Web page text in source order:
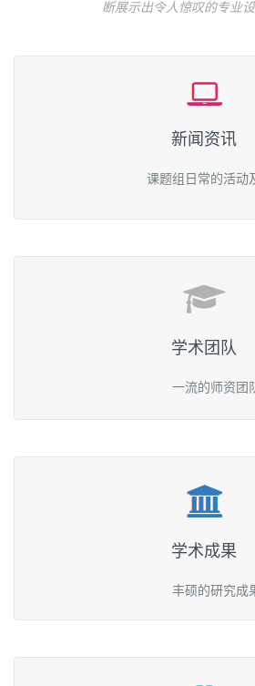
断展示出令人惊叹的专业设
新闻资讯
课题组日常的活动
学术团队
一流的师资团
学术成果
丰硕的研究成